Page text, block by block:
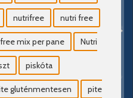
nutrifree nutri free
mix per pane Nutri
piskóta
gluténmentesen pite